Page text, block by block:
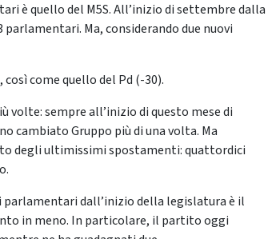
è quello del M5S. All’inizio di settembre dalla
Ma, considerando due nuovi
come quello del Pd (-30).
volte: sempre all’inizio di questo mese di
cambiato Gruppo più di una volta. Ma
degli ultimissimi spostamenti: quattordici
dall’inizio della legislatura è il
in meno. In particolare, il partito oggi